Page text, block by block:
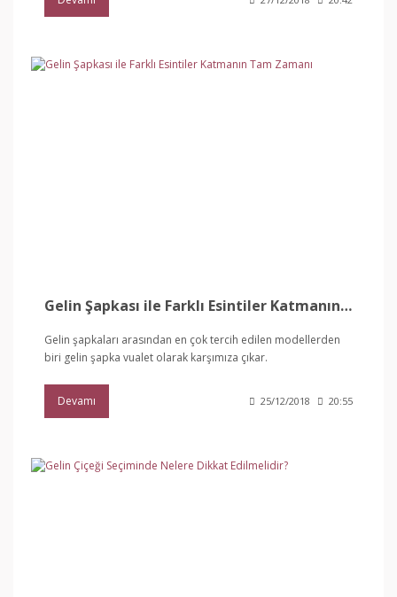
Gelin Şapkası ile Farklı Esintiler Katmanın Tam Zamanı
Gelin şapkaları arasından en çok tercih edilen modellerden
biri gelin şapka vualet olarak karşımıza çıkar.
Devamı 25/12/2018 20:55